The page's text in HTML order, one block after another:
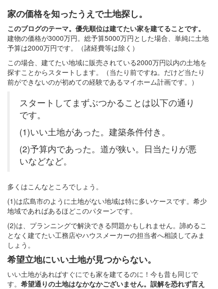
家の価格を知ったうえで土地探し。
このブログのテーマ。優先順位は建てたい家を建てることです。
建物の価格が3000万円。総予算5000万円とした場合、単純に土地
予算は2000万円です。（諸経費等は除く）
この場合、建てたい地域に販売されている2000万円以内の土地を
探すことからスタートします。（当たり前ですね。だけど当たり
前ができないのが初めての経験であるマイホーム計画です。）
スタートしてまずぶつかることは以下の通り
です。
(1)いい土地があった。建築条件付き。
(2)予算内であった。道が狭い。日当たりが悪
いなどなど。
多くはこんなところでしょう。
(1)は広島市のように土地がない地域は特に多いケースです。希少
地域であればあるほどこのパターンです。
(2)は、プランニングで解決できる問題かもしれません。諦めるこ
となく建てたい工務店やハウスメーカーの担当者へ相談してみま
しょう。
希望立地にいい土地が見つからない。
いい土地があればすぐにでも家を建てるのに！今も昔も同じで
す。 希望通りの土地はなかなかございません。誤解を恐れず言え